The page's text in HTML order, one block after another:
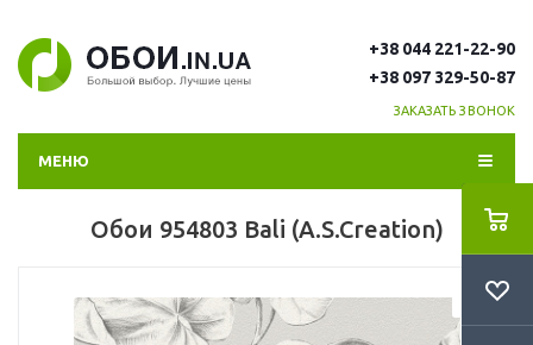
+38 044 221-22-90
+38 097 329-50-87
ЗАКАЗАТЬ ЗВОНОК
МЕНЮ
Обои 954803 Bali (A.S.Creation)